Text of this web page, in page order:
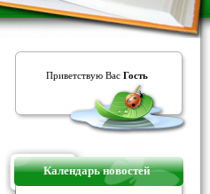
Приветствую Вас Гость
Календарь новостей